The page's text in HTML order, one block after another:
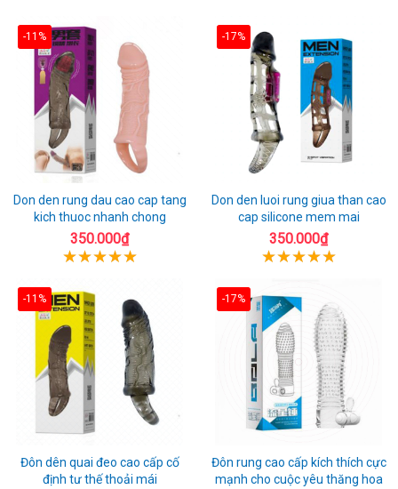
-11%
Don den rung dau cao cap tang
kich thuoc nhanh chong
350.000₫
-17%
Don den luoi rung giua than cao
cap silicone mem mai
350.000₫
-11%
Đôn dên quai đeo cao cấp cố
định tư thế thoải mái
-17%
Đôn rung cao cấp kích thích cực
mạnh cho cuộc yêu thăng hoa